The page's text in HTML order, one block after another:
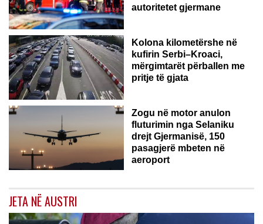
autoritetet gjermane
Kolona kilometërshe në
kufirin Serbi–Kroaci,
mërgimtarët përballen me
pritje të gjata
Zogu në motor anulon
fluturimin nga Selaniku
drejt Gjermanisë, 150
pasagjerë mbeten në
aeroport
JETA NË AUSTRI